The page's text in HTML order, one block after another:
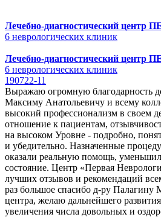
Лечебно-диагностический центр
6 неврологических клиник
Лечебно-диагностический центр
6 неврологических клиник
190722-11
Выражаю огромную благодарность
Максиму Анатольевичу и всему
высокий профессионализм в своем
отношение к пациентам,
на высоком Уровне - подробно,
и убедительно. Назначенные
оказали реальную помощь,
состояние. Центр «Первая
лучших отзывов и рекомендаций
раз большое спасибо д-ру
центра, желаю дальнейшего
увеличения числа довольных и